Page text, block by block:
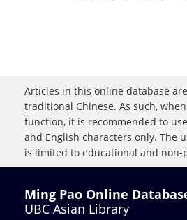
Articles in this online database
traditional Chinese. As such,
function, it is recommended to
and English characters only. The
is limited to educational and non-
Ming Pao Online
UBC Asian Library